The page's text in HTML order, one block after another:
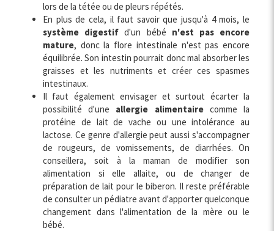
lors de la tétée ou de pleurs répétés.
En plus de cela, il faut savoir que jusqu'à 4 mois, le
système digestif d'un bébé n'est pas encore
mature, donc la flore intestinale n'est pas encore
équilibrée. Son intestin pourrait donc mal absorber les
graisses et les nutriments et créer ces spasmes
intestinaux.
Il faut également envisager et surtout écarter la
possibilité d'une allergie alimentairecomme la
protéine de lait de vache ou une intolérance au
lactose. Ce genre d'allergie peut aussi s'accompagner
de rougeurs, de vomissements, de diarrhées. On
conseillera, soit à la maman de modifier son
alimentation si elle allaite, ou de changer de
préparation de lait pour le biberon. Il reste préférable
de consulter un pédiatre avant d'apporter quelconque
changement dans l'alimentation de la mère ou le
bébé.